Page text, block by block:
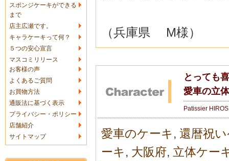
スポンジケーキができる
まで
店主広瀬です。
キャラケーキって何？
５つの安心宣言
マスコミリリース
お客様の声
よくあるご質問
お買物方法
通販法に基づく表示
プライバシー・ポリシー
店舗紹介
サイトマップ
（兵庫県 M様）
とっても
愛車の立
Patissier
愛車のケーキ , 還暦祝
ーキ , 大阪府, 立体ケー